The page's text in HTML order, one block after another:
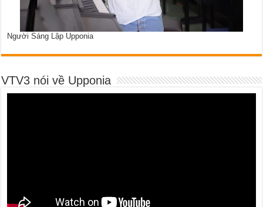
Người Sáng Lập Upponia
VTV3 nói về Upponia